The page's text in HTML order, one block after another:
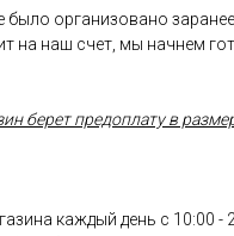
организовано
на наш счет, мы начнем
берет предоплату в
каждый день с 10:00 -